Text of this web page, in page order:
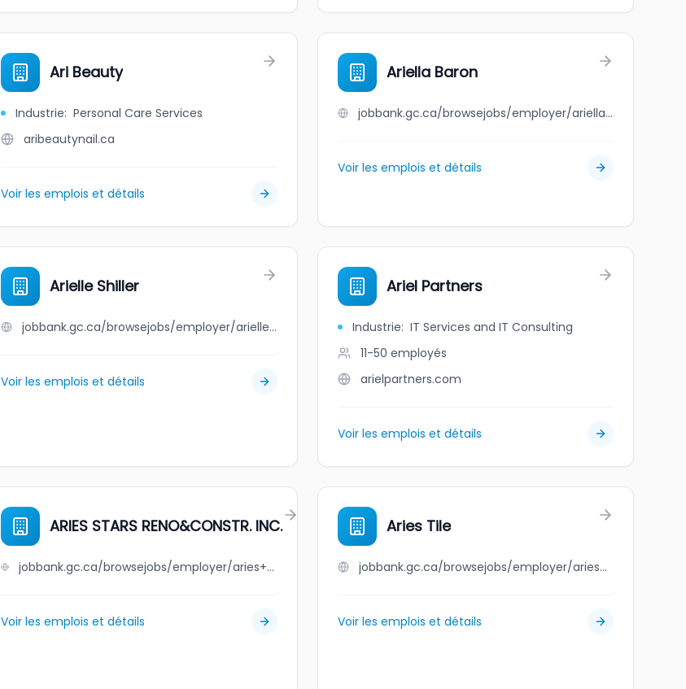
Ari Beauty
Industrie: Personal Care Services
aribeautynail.ca
Voir les emplois et détails
Ariella Baron
jobbank.gc.ca/browsejobs/employer/ariella+baron/ca
Voir les emplois et détails
Arielle Shiller
jobbank.gc.ca/browsejobs/employer/arielle+shiller/ca
Voir les emplois et détails
Ariel Partners
Industrie: IT Services and IT Consulting
11-50 employés
arielpartners.com
Voir les emplois et détails
ARIES STARS RENO&CONSTR. INC.
jobbank.gc.ca/browsejobs/employer/aries+stars+reno%26constr.+inc./ca
Voir les emplois et détails
Aries Tile
jobbank.gc.ca/browsejobs/employer/aries+tile/ca
Voir les emplois et détails